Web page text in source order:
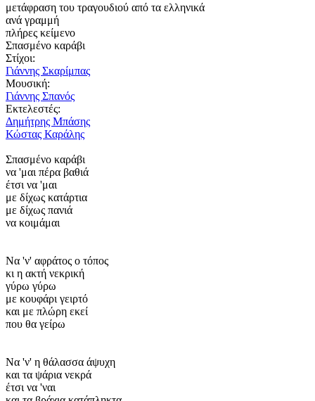
μετάφραση του τραγουδιού από τα ελληνικά
ανά γραμμή
πλήρες κείμενο
Σπασμένο καράβι
Στίχοι:
Γιάννης Σκαρίμπας
Μουσική:
Γιάννης Σπανός
Εκτελεστές:
Δημήτρης Μπάσης
Κώστας Καράλης
Σπασμένο καράβι
να 'μαι πέρα βαθιά
έτσι να 'μαι
με δίχως κατάρτια
με δίχως πανιά
να κοιμάμαι
Να 'ν' αφράτος ο τόπος
κι η ακτή νεκρική
γύρω γύρω
με κουφάρι γειρτό
και με πλώρη εκεί
που θα γείρω
Να 'ν' η θάλασσα άψυχη
και τα ψάρια νεκρά
έτσι να 'ναι